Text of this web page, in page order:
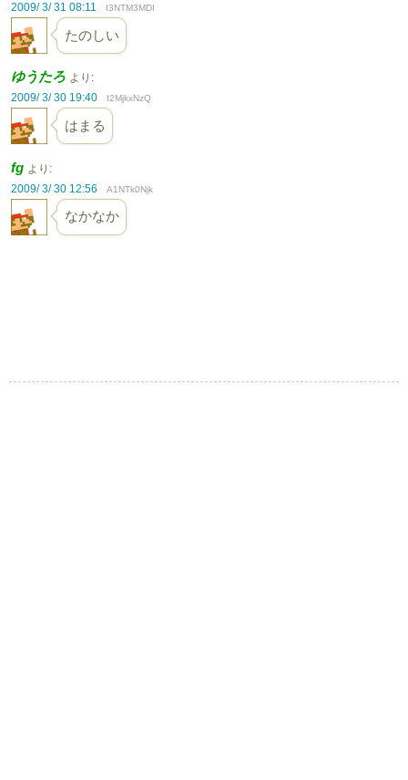
2009/ 3/ 31 08:11
I3NTM3MDI
たのしい
ゆうたろ より:
2009/ 3/ 30 19:40
I2MjkxNzQ
はまる
fg より:
2009/ 3/ 30 12:56
A1NTk0Njk
なかなか